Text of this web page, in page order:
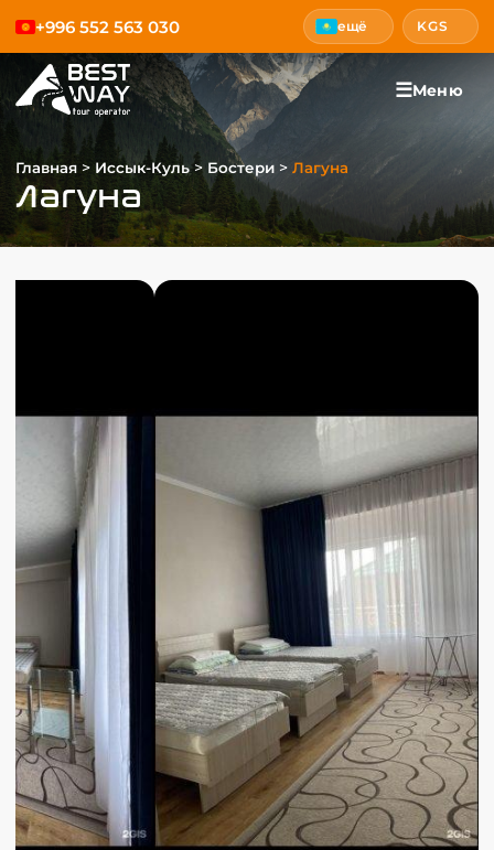
+996 552 563 030 ещё KGS
☰Меню
Главная > Иссык-Куль > Бостери > Лагуна
Лагуна